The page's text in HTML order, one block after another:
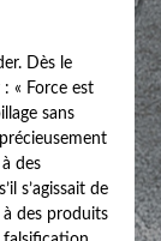
Dès le
« Force est
sans
des
s’agissait de
des produits